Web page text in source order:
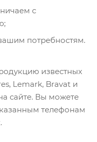
с
потребностям.
известных
Lemark, Bravat и
сайте. Вы можете
телефонам